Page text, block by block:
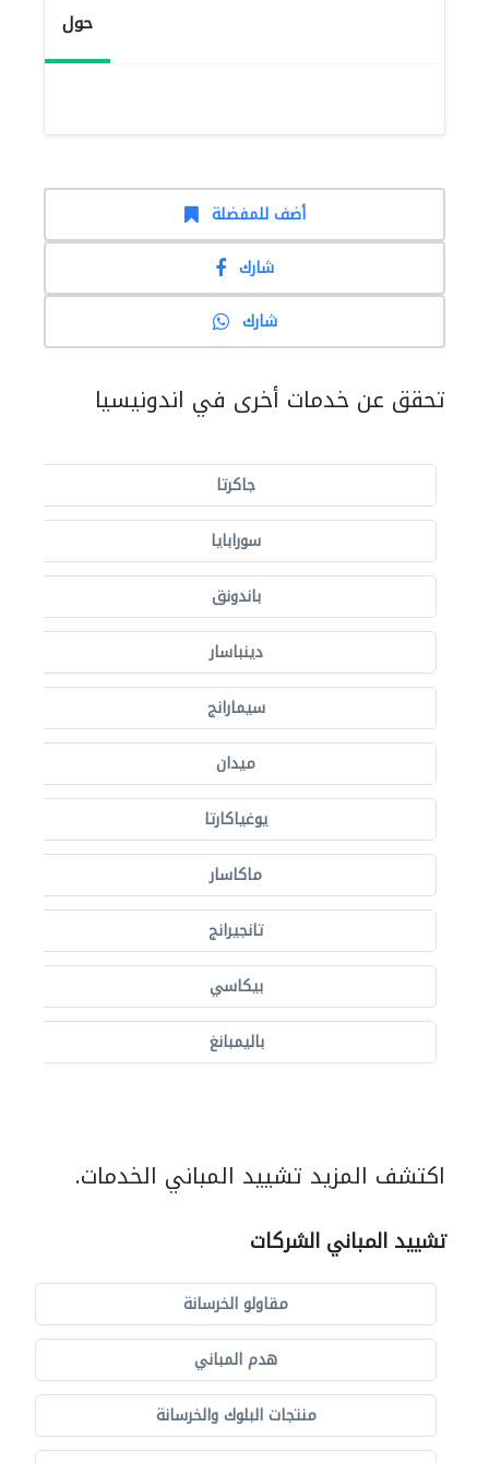
حول
أضف للمفضلة
شارك
شارك
تحقق عن خدمات أخرى في اندونيسيا
جاكرتا
سورابايا
باندونق
دينباسار
سيمارانج
ميدان
يوغياكارتا
ماكاسار
تانجيرانج
بيكاسي
باليمبانغ
اكتشف المزيد تشييد المباني الخدمات.
تشييد المباني الشركات
مقاولو الخرسانة
هدم المباني
منتجات البلوك والخرسانة